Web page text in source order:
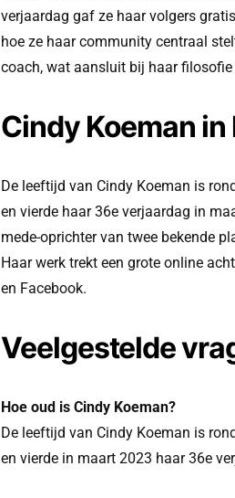
verjaardag gaf ze haar volgers
hoe ze haar community centraal
coach, wat aansluit bij haar
Cindy Koeman
De leeftijd van Cindy Koeman is
en vierde haar 36e verjaardag in
mede-oprichter van twee bekende
Haar werk trekt een grote online
en Facebook.
Veelgestelde
Hoe oud is Cindy Koeman?
De leeftijd van Cindy Koeman is
en vierde in maart 2023 haar 36e